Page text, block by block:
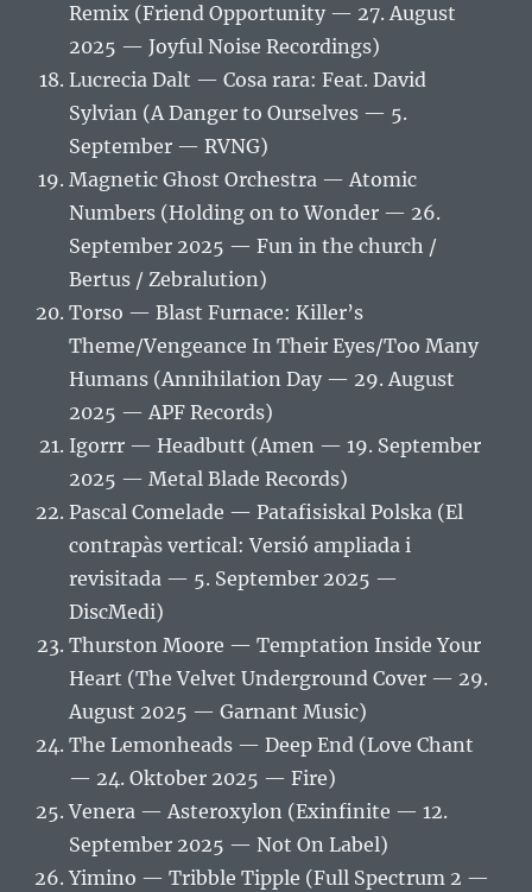
Remix (Friend Opportunity — 27. August
2025 — Joyful Noise Recordings)
Lucrecia Dalt — Cosa rara: Feat. David
Sylvian (A Danger to Ourselves — 5.
September — RVNG)
Magnetic Ghost Orchestra — Atomic
Numbers (Holding on to Wonder — 26.
September 2025 — Fun in the church /
Bertus / Zebralution)
Torso — Blast Furnace: Killer’s
Theme/Vengeance In Their Eyes/Too Many
Humans (Annihilation Day — 29. August
2025 — APF Records)
Igorrr — Headbutt (Amen — 19. September
2025 — Metal Blade Records)
Pascal Comelade — Patafisiskal Polska (El
contrapàs vertical: Versió ampliada i
revisitada — 5. September 2025 —
DiscMedi)
Thurston Moore — Temptation Inside Your
Heart (The Velvet Underground Cover — 29.
August 2025 — Garnant Music)
The Lemonheads — Deep End (Love Chant
— 24. Oktober 2025 — Fire)
Venera — Asteroxylon (Exinfinite — 12.
September 2025 — Not On Label)
Yimino — Tribble Tipple (Full Spectrum 2 —